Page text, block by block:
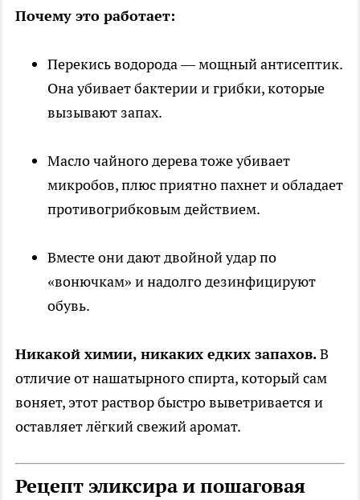
Почему это работает:
Перекись водорода — мощный антисептик.
Она убивает бактерии и грибки, которые
вызывают запах.
Масло чайного дерева тоже убивает
микробов, плюс приятно пахнет и обладает
противогрибковым действием.
Вместе они дают двойной удар по
«вонючкам» и надолго дезинфицируют
обувь.
Никакой химии, никаких едких запахов.В
отличие от нашатырного спирта, который сам
воняет, этот раствор быстро выветривается и
оставляет лёгкий свежий аромат.
Рецепт эликсира и пошаговая